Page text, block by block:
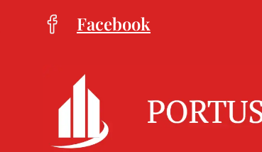
Facebook